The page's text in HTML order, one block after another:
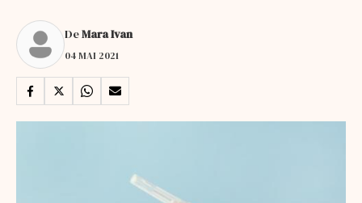
DeMara Ivan
04 MAI 2021